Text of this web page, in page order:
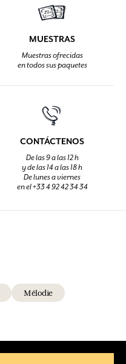
MUESTRAS
Muestras ofrecidas
en todos sus paquetes
CONTÁCTENOS
De las 9 a las 12 h
y de las 14 a las 18 h
De lunes a viernes
en el +33 4 92 42 34 34
Mélodie